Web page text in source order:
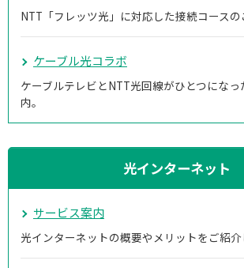
NTT「フレッツ光」に対応した接続コースの
ケーブル光コラボ
ケーブルテレビとNTT光回線がひとつになっ
内。
光インターネット
サービス案内
光インターネットの概要やメリットをご紹介